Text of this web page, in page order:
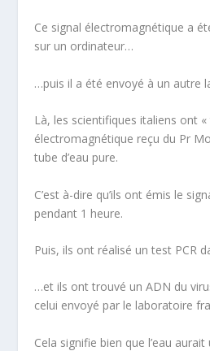
Ce signal électromagnétique a
sur un ordinateur…
…puis il a été envoyé à un autre
Là, les scientifiques italiens ont
électromagnétique reçu du Pr
tube d’eau pure.
C’est à-dire qu’ils ont émis le
pendant 1 heure.
Puis, ils ont réalisé un test PCR
…et ils ont trouvé un ADN du
celui envoyé par le laboratoire
Cela signifie bien que l’eau